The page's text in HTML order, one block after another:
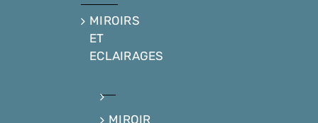
MIROIRS
ET
ECLAIRAGES
MIROIR